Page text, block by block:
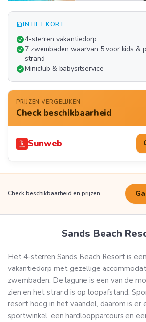
summarizeIN HET KORT
check_circle4-sterren vakantiedorp
check_circle7 zwembaden waarvan 5 voor kids &
strand
check_circleMiniclub & babysitservice
PRIJZEN VERGELIJKEN
Check beschikbaarheid
Sunweb
Check beschikbaarheid en prijzen
Sands Beach
Het 4-sterren Sands Beach Resort is
vakantiedorp met gezellige
zwembaden. De lagune is een van de
zien en het strand is op loopafstand.
resort hoog in het vaandel, daarom is er
sportwinkel, een hardloopparcours en